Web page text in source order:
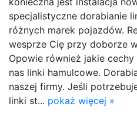
specjalistyczne dorabianie
różnych marek pojazdów.
wesprze Cię przy doborze
Opowie również jakie
nas linki hamulcowe.
naszej firmy. Jeśli
linki st... pokaż więcej »